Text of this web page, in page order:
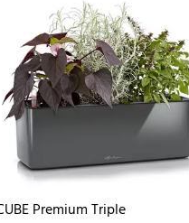
Premium Triple